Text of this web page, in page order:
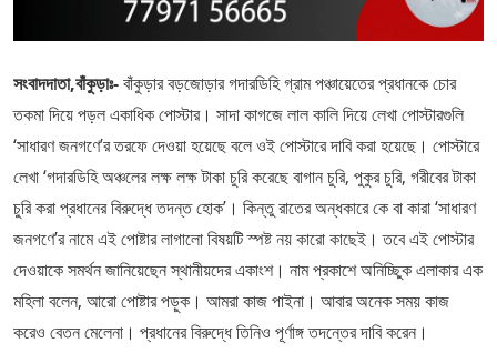
সংবাদদাতা,বাঁকুড়াঃ-বাঁকুড়ার বড়জোড়ার গদারডিহি গ্রাম পঞ্চায়েতের প্রধানকে চোর
তকমা দিয়ে পড়ল একাধিক পোস্টার। সাদা কাগজে লাল কালি দিয়ে লেখা পোস্টারগুলি
‘সাধারণ জনগণে’র তরফে দেওয়া হয়েছে বলে ওই পোস্টারে দাবি করা হয়েছে। পোস্টারে
লেখা ‘গদারডিহি অঞ্চলের লক্ষ লক্ষ টাকা চুরি করেছে বাগান চুরি, পুকুর চুরি, গরীবের টাকা
চুরি করা প্রধানের বিরুদ্ধে তদন্ত হোক’। কিন্তু রাতের অন্ধকারে কে বা কারা ‘সাধারণ
জনগণে’র নামে এই পোষ্টার লাগালো বিষয়টি স্পষ্ট নয় কারো কাছেই। তবে এই পোস্টার
দেওয়াকে সমর্থন জানিয়েছেন স্থানীয়দের একাংশ। নাম প্রকাশে অনিচ্ছিুক এলাকার এক
মহিলা বলেন, আরো পোষ্টার পড়ুক। আমরা কাজ পাইনা। আবার অনেক সময় কাজ
করেও বেতন মেলেনা। প্রধানের বিরুদ্ধে তিনিও পূর্ণাঙ্গ তদন্তের দাবি করেন।